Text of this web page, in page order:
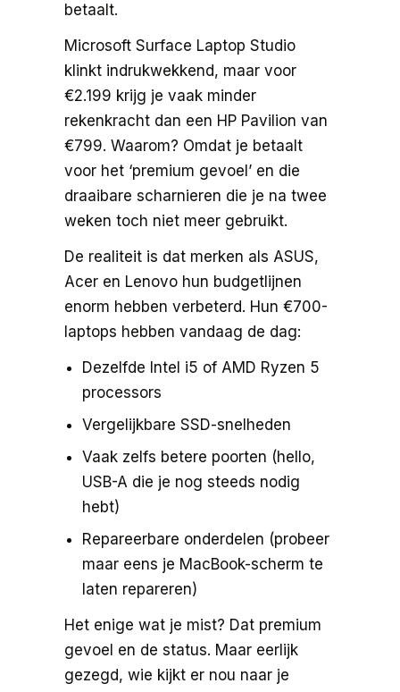
betaalt.
Microsoft Surface Laptop Studio
klinkt indrukwekkend, maar voor
€2.199 krijg je vaak minder
rekenkracht dan een HP Pavilion van
€799. Waarom? Omdat je betaalt
voor het ‘premium gevoel’ en die
draaibare scharnieren die je na twee
weken toch niet meer gebruikt.
De realiteit is dat merken als ASUS,
Acer en Lenovo hun budgetlijnen
enorm hebben verbeterd. Hun €700-
laptops hebben vandaag de dag:
Dezelfde Intel i5 of AMD Ryzen 5
processors
Vergelijkbare SSD-snelheden
Vaak zelfs betere poorten (hello,
USB-A die je nog steeds nodig
hebt)
Repareerbare onderdelen (probeer
maar eens je MacBook-scherm te
laten repareren)
Het enige wat je mist? Dat premium
gevoel en de status. Maar eerlijk
gezegd, wie kijkt er nou naar je